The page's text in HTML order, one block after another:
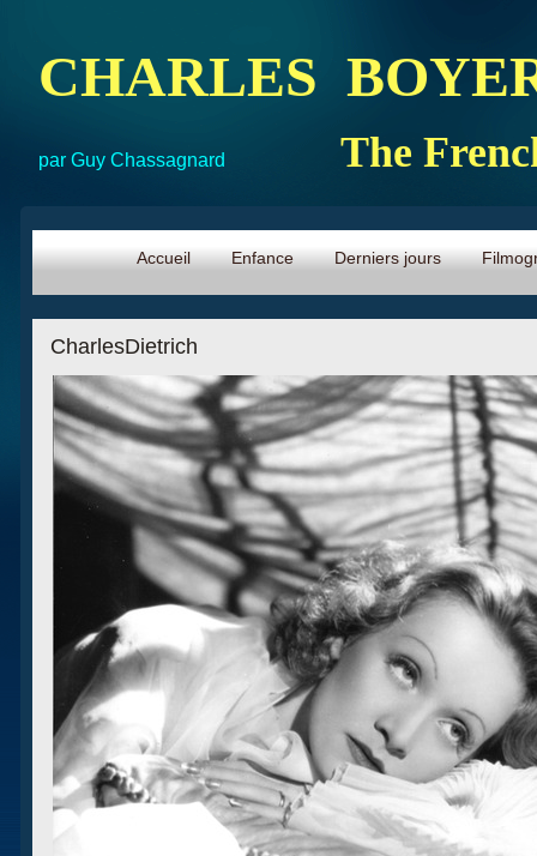
CHARLES
par Guy Chassagnard The
Accueil Enfance Derniers jours
CharlesDietrich